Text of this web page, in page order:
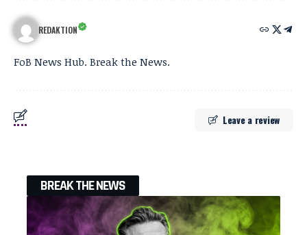
REDAKTION
FoB News Hub. Break the News.
Leave a review
BREAK THE NEWS